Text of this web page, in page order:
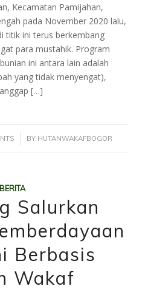
Kecamatan Pamijahan,
pada November 2020 lalu,
titik ini terus berkembang
para mustahik. Program
ini antara lain adalah
yang tidak menyengat),
[…]
BY HUTANWAKAFBOGOR
BERITA
Salurkan
Berbasis
Wakaf